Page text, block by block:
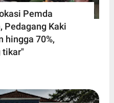
Pemda
Pedagang Kaki
hingga 70%,
tikar"